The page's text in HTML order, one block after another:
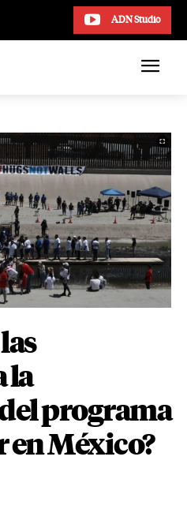
ADN Studio
la
programa
en México?